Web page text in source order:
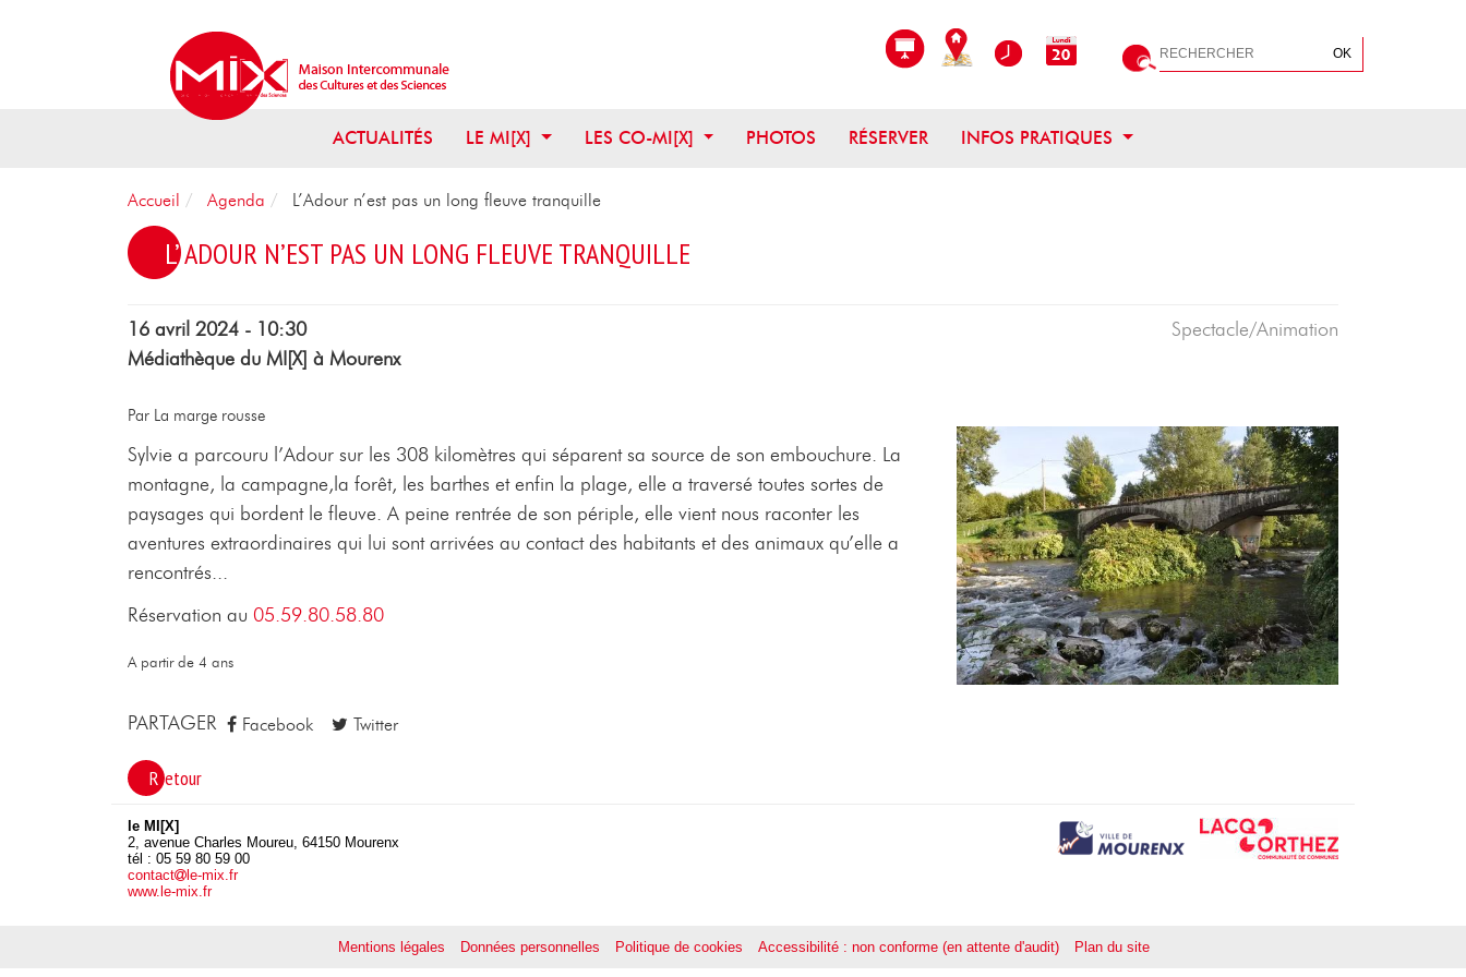
Rechercher
OK
ACTUALITÉS LE MI[X] OUVRIR CE MENU
LES CO-MI[X] OUVRIR CE MENU
PHOTOS RÉSERVER INFOS PRATIQUES OUVRIR CE MENU
Accueil Agenda L’Adour n’est pas un long fleuve tranquille
L’ADOUR N’EST PAS UN LONG FLEUVE TRANQUILLE
16 avril 2024 - 10:30
Médiathèque du MI[X] à Mourenx
Spectacle/Animation
Par La marge rousse
Sylvie a parcouru l’Adour sur les 308 kilomètres qui séparent sa source de son embouchure. La
montagne, la campagne,la forêt, les barthes et enfin la plage, elle a traversé toutes sortes de
paysages qui bordent le fleuve. A peine rentrée de son périple, elle vient nous raconter les
aventures extraordinaires qui lui sont arrivées au contact des habitants et des animaux qu’elle a
rencontrés...
Réservation au 05.59.80.58.80
A partir de 4 ans
PARTAGER Facebook Twitter
Retour
le MI[X]
2, avenue Charles Moureu, 64150 Mourenx
tél : 05 59 80 59 00
contact
le-mix.fr
www.le-mix.fr
Mentions légales Données personnelles Politique de cookies Accessibilité : non conforme (en attente d'audit) Plan du site